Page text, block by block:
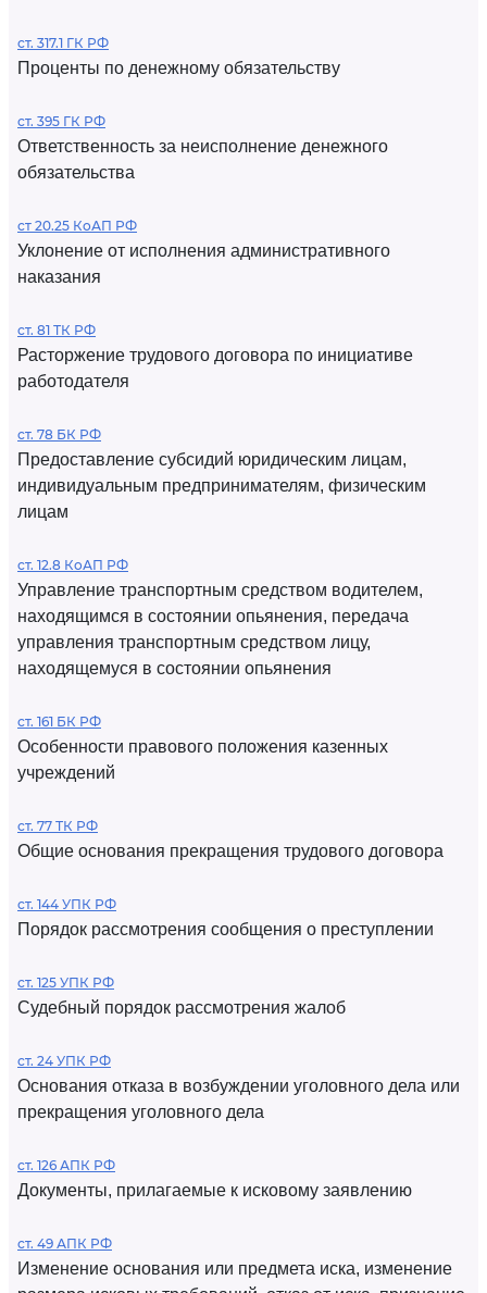
ст. 317.1 ГК РФ
Проценты по денежному обязательству
ст. 395 ГК РФ
Ответственность за неисполнение денежного
обязательства
ст 20.25 КоАП РФ
Уклонение от исполнения административного
наказания
ст. 81 ТК РФ
Расторжение трудового договора по инициативе
работодателя
ст. 78 БК РФ
Предоставление субсидий юридическим лицам,
индивидуальным предпринимателям, физическим
лицам
ст. 12.8 КоАП РФ
Управление транспортным средством водителем,
находящимся в состоянии опьянения, передача
управления транспортным средством лицу,
находящемуся в состоянии опьянения
ст. 161 БК РФ
Особенности правового положения казенных
учреждений
ст. 77 ТК РФ
Общие основания прекращения трудового договора
ст. 144 УПК РФ
Порядок рассмотрения сообщения о преступлении
ст. 125 УПК РФ
Судебный порядок рассмотрения жалоб
ст. 24 УПК РФ
Основания отказа в возбуждении уголовного дела или
прекращения уголовного дела
ст. 126 АПК РФ
Документы, прилагаемые к исковому заявлению
ст. 49 АПК РФ
Изменение основания или предмета иска, изменение